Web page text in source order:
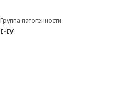
Группа патогенности
I-IV